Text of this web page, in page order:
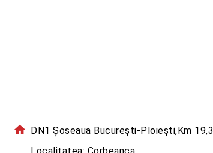
home DN1 Şoseaua Bucureşti-Ploieşti,Km 19,3
location-on